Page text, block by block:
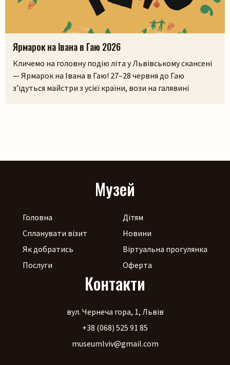
Ярмарок на Івана в Гаю 2026
Кличемо на головну подію літа у Львівському скансені
— Ярмарок на Івана в Гаю! 27–28 червня до Гаю
з’їдуться майстри з усієї країни, вози на галявині
Музей
Головна
Спланувати візит
Як добратись
Послуги
Дітям
Новини
Віртуальна прогулянка
Оферта
Контакти
вул. Чернеча гора, 1, Львів
+38 (068) 525 91 85
museumlviv@gmail.com